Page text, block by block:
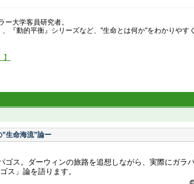
ー大学客員研究者。
『動的平衡』シリーズなど、"生命とは何か"をわかりやす
”生命海流”論ー
ス。ダーウィンの旅路を追想しながら、実際にガラ
ス」論を語ります。